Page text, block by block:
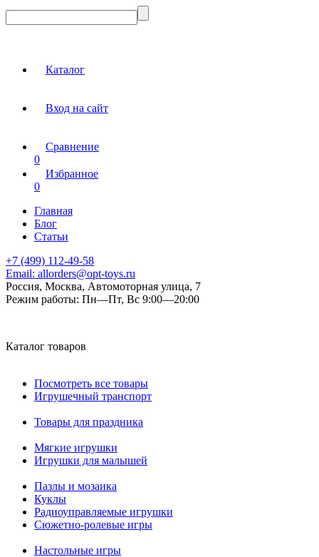
Каталог
Вход на сайт
Сравнение
0
Избранное
0
Главная
Блог
Статьи
+7 (499) 112-49-58
Email: allorders@opt-toys.ru
Россия, Москва, Автомоторная улица, 7
Режим работы: Пн—Пт, Вс 9:00—20:00
Каталог товаров
Посмотреть все товары
Игрушечный транспорт
Товары для праздника
Мягкие игрушки
Игрушки для малышей
Пазлы и мозаика
Куклы
Радиоуправляемые игрушки
Сюжетно-ролевые игры
Настольные игры